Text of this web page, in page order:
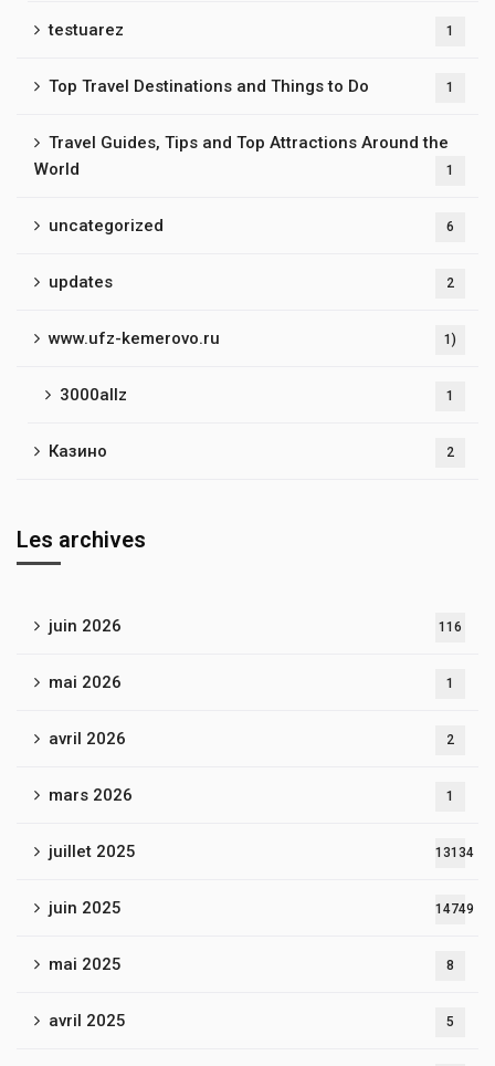
testuarez 1
Top Travel Destinations and Things to Do 1
Travel Guides, Tips and Top Attractions Around the
World
1
uncategorized 6
updates 2
www.ufz-kemerovo.ru 1)
3000allz 1
Казино 2
Les archives
juin 2026 116
mai 2026 1
avril 2026 2
mars 2026 1
juillet 2025 13134
juin 2025 14749
mai 2025 8
avril 2025 5